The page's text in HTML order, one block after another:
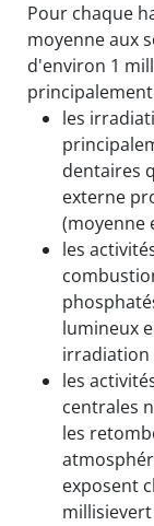
Pour chaque
moyenne aux
d'environ 1
les
dentaires
externe
(moyenne
les
lumineux
irradiation
les
centrales
les
exposent